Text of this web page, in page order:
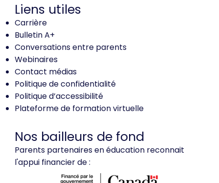
Liens utiles
Carrière
Bulletin A+
Conversations entre parents
Webinaires
Contact médias
Politique de confidentialité
Politique d’accessibilité
Plateforme de formation virtuelle
Nos bailleurs de fond
Parents partenaires en éducation reconnait
l'appui financier de :